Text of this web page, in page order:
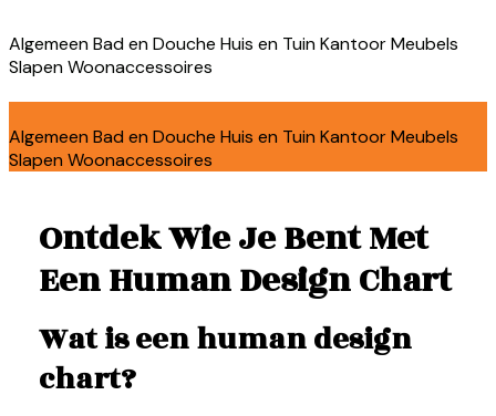
AlgemeenBad en Douche Huis en TuinKantoorMeubels
SlapenWoonaccessoires
Algemeen Bad en Douche Huis en Tuin KantoorMeubels
Slapen Woonaccessoires
Ontdek Wie Je Bent Met
Een Human Design Chart
Wat is een human design
chart?